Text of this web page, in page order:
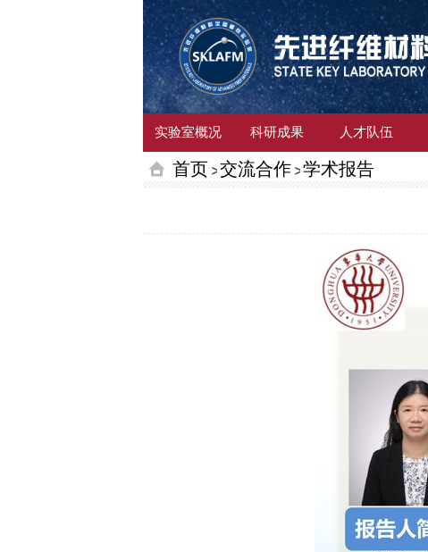
实验室概况 科研成果 人才队伍
首页 交流合作 学术报告